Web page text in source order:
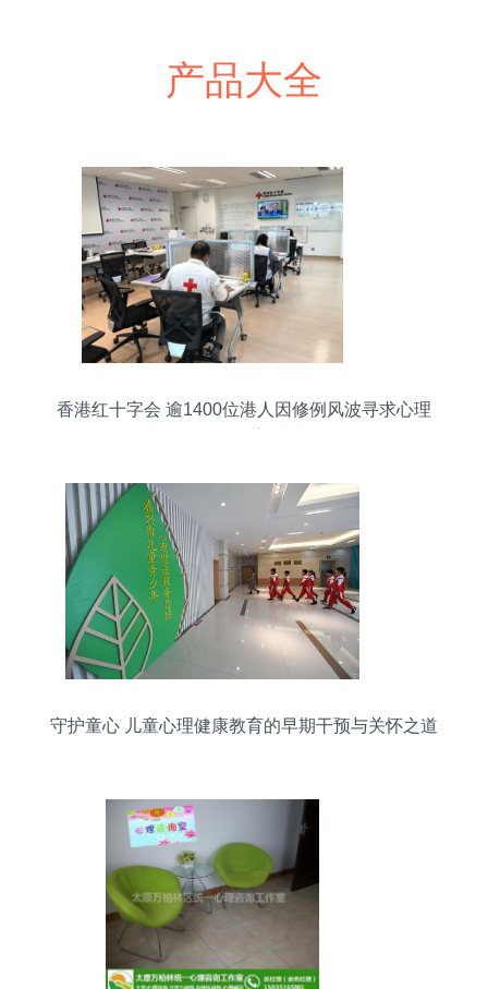
产品大全
香港红十字会 逾1400位港人因修例风波寻求心理
守护童心 儿童心理健康教育的早期干预与关怀之道